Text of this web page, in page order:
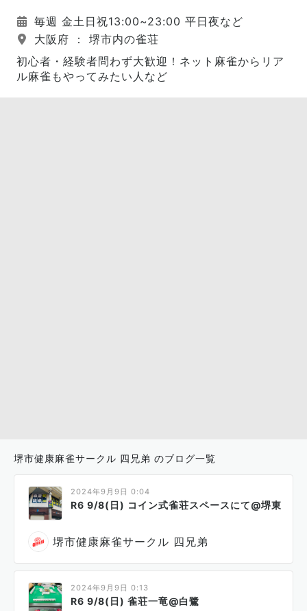
毎週 金土日祝13:00~23:00 平日夜など
大阪府 ： 堺市内の雀荘
初心者・経験者問わず大歓迎！ネット麻雀からリア
ル麻雀もやってみたい人など
堺市健康麻雀サークル 四兄弟 のブログ一覧
2024年9月9日 0:04
R6 9/8(日) コイン式雀荘スペースにて@堺東
堺市健康麻雀サークル 四兄弟
2024年9月9日 0:13
R6 9/8(日) 雀荘一竜@白鷺